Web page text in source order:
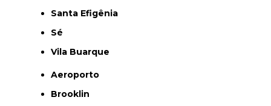
Santa Efigênia
Sé
Vila Buarque
Aeroporto
Brooklin